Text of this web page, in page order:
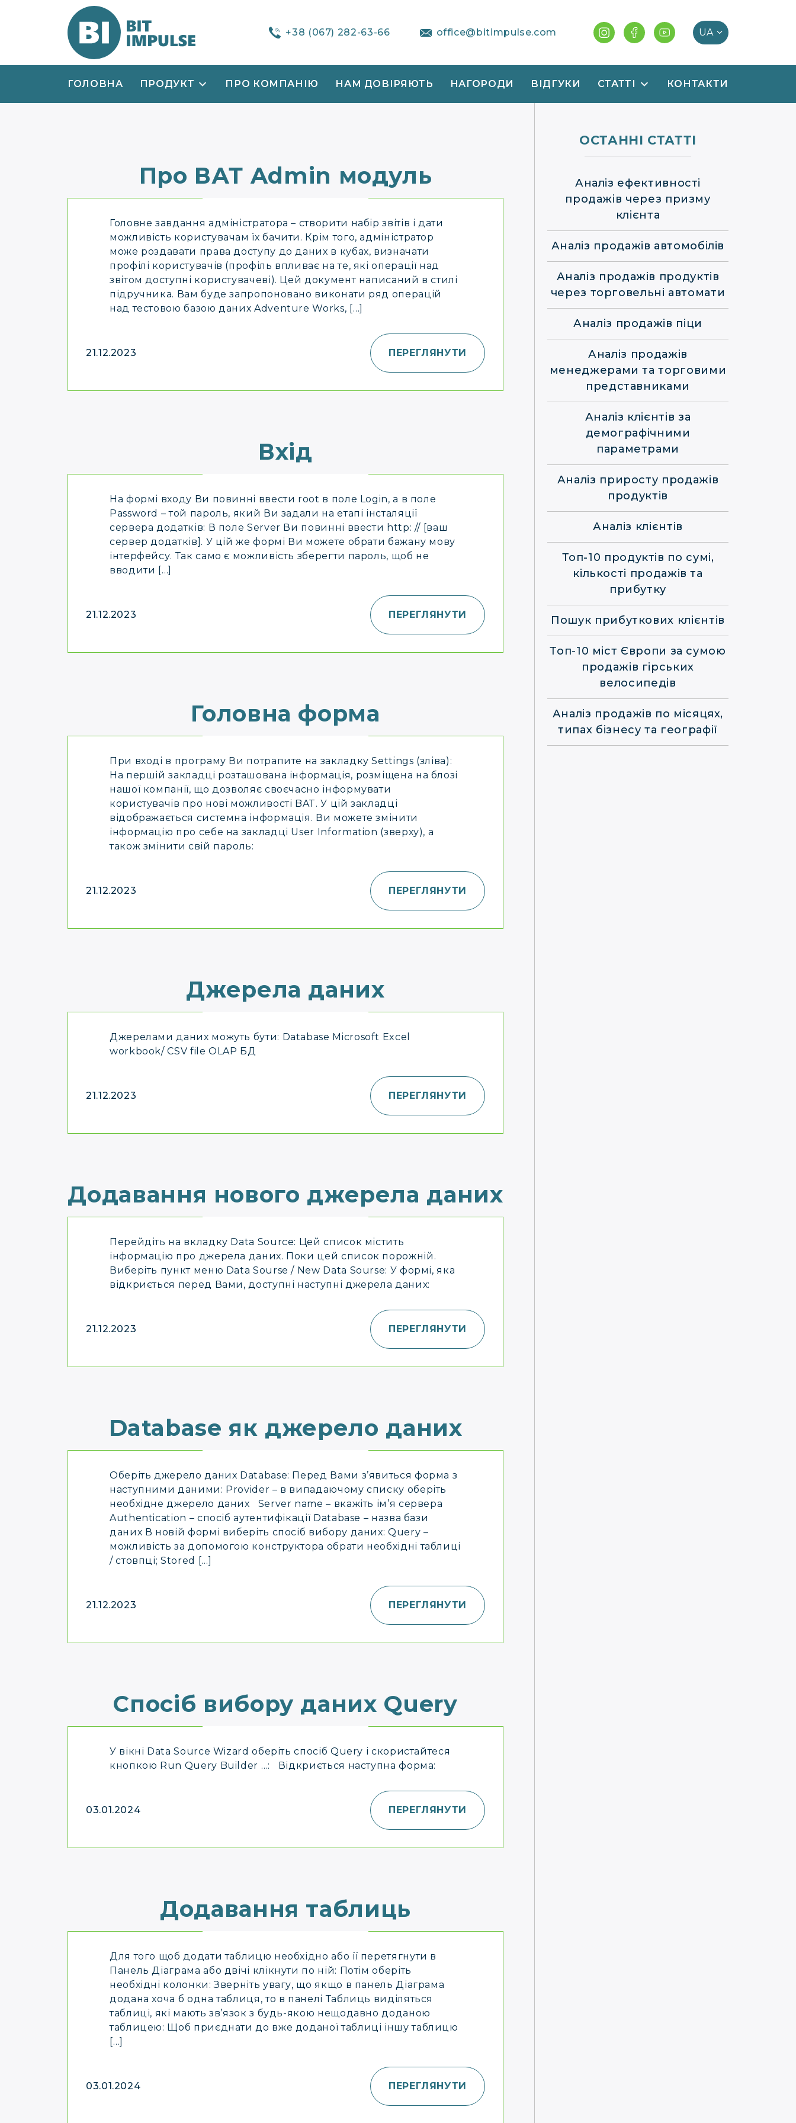
+38 (067) 282-63-66 office@bitimpulse.com
ГОЛОВНА ПРОДУКТ ПРО КОМПАНІЮ НАМ ДОВІРЯЮТЬ НАГОРОДИ ВІДГУКИ СТАТТІ КОНТАКТИ
Про ВАТ Admin модуль
Головне завдання адміністратора – створити набір звітів і дати
можливість користувачам їх бачити. Крім того, адміністратор
може роздавати права доступу до даних в кубах, визначати
профілі користувачів (профіль впливає на те, які операції над
звітом доступні користувачеві). Цей документ написаний в стилі
підручника. Вам буде запропоновано виконати ряд операцій
над тестовою базою даних Adventure Works, […]
21.12.2023 ПЕРЕГЛЯНУТИ
Вхід
На формі входу Ви повинні ввести root в поле Login, а в поле
Password – той пароль, який Ви задали на етапі інсталяції
сервера додатків: В поле Server Ви повинні ввести http: // [ваш
сервер додатків]. У цій же формі Ви можете обрати бажану мову
інтерфейсу. Так само є можливість зберегти пароль, щоб не
вводити […]
21.12.2023 ПЕРЕГЛЯНУТИ
Головна форма
При вході в програму Ви потрапите на закладку Settings (зліва):
На першій закладці розташована інформація, розміщена на блозі
нашої компанії, що дозволяє своєчасно інформувати
користувачів про нові можливості BAT. У цій закладці
відображається системна інформація. Ви можете змінити
інформацію про себе на закладці User Information (зверху), а
також змінити свій пароль:
21.12.2023 ПЕРЕГЛЯНУТИ
Джерела даних
Джерелами даних можуть бути: Database Microsoft Excel
workbook/ CSV file OLAP БД
21.12.2023 ПЕРЕГЛЯНУТИ
Додавання нового джерела даних
Перейдіть на вкладку Data Source: Цей список містить
інформацію про джерела даних. Поки цей список порожній.
Виберіть пункт меню Data Sourse / New Data Sourse: У формі, яка
відкриється перед Вами, доступні наступні джерела даних:
21.12.2023 ПЕРЕГЛЯНУТИ
Database як джерело даних
Оберіть джерело даних Database: Перед Вами з’явиться форма з
наступними даними: Provider – в випадаючому списку оберіть
необхідне джерело даних Server name – вкажіть ім’я сервера
Authentication – спосіб аутентифікації Database – назва бази
даних В новій формі виберіть спосіб вибору даних: Query –
можливість за допомогою конструктора обрати необхідні таблиці
/ стовпці; Stored […]
21.12.2023 ПЕРЕГЛЯНУТИ
Спосіб вибору даних Query
У вікні Data Source Wizard оберіть спосіб Query і скористайтеся
кнопкою Run Query Builder …: Відкриється наступна форма:
03.01.2024 ПЕРЕГЛЯНУТИ
Додавання таблиць
Для того щоб додати таблицю необхідно або її перетягнути в
Панель Діаграма або двічі клікнути по ній: Потім оберіть
необхідні колонки: Зверніть увагу, що якщо в панель Діаграма
додана хоча б одна таблиця, то в панелі Таблиць виділяться
таблиці, які мають зв’язок з будь-якою нещодавно доданою
таблицею: Щоб приєднати до вже доданої таблиці іншу таблицю
[…]
03.01.2024 ПЕРЕГЛЯНУТИ
ОСТАННІ СТАТТІ
Аналіз ефективності
продажів через призму
клієнта
Аналіз продажів автомобілів
Аналіз продажів продуктів
через торговельні автомати
Аналіз продажів піци
Аналіз продажів
менеджерами та торговими
представниками
Аналіз клієнтів за
демографічними
параметрами
Аналіз приросту продажів
продуктів
Аналіз клієнтів
Топ-10 продуктів по сумі,
кількості продажів та
прибутку
Пошук прибуткових клієнтів
Топ-10 міст Європи за сумою
продажів гірських
велосипедів
Аналіз продажів по місяцях,
типах бізнесу та географії